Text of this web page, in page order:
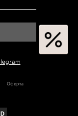
Оферта